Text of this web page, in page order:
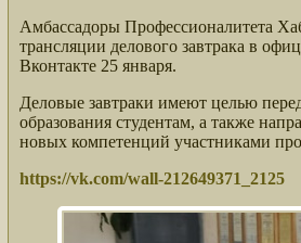
Амбассадоры Профессионалитета
трансляции делового завтрака в
Вконтакте 25 января.
Деловые завтраки имеют целью
образования студентам, а также
новых компетенций участниками
https://vk.com/wall-212649371_2125